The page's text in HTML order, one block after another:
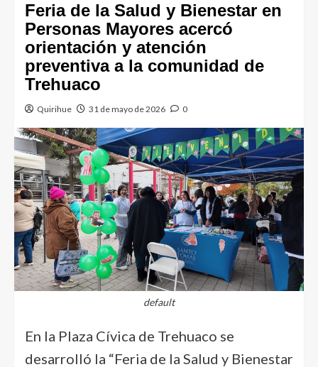
Feria de la Salud y Bienestar en
Personas Mayores acercó
orientación y atención
preventiva a la comunidad de
Trehuaco
Quirihue 31 de mayo de 2026 0
default
En la Plaza Cívica de Trehuaco se
desarrolló la “Feria de la Salud y Bienestar